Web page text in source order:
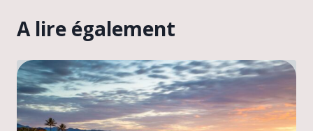
A lire également